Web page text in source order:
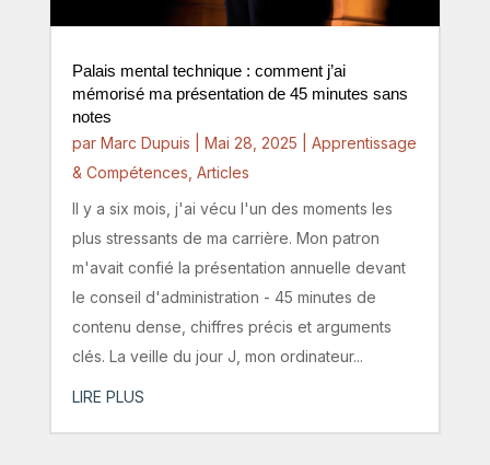
Palais mental technique : comment j’ai
mémorisé ma présentation de 45 minutes sans
notes
par Marc Dupuis Mai 28, 2025
Apprentissage
& Compétences, Articles
Il y a six mois, j'ai vécu l'un des moments les
plus stressants de ma carrière. Mon patron
m'avait confié la présentation annuelle devant
le conseil d'administration - 45 minutes de
contenu dense, chiffres précis et arguments
clés. La veille du jour J, mon ordinateur...
LIRE PLUS